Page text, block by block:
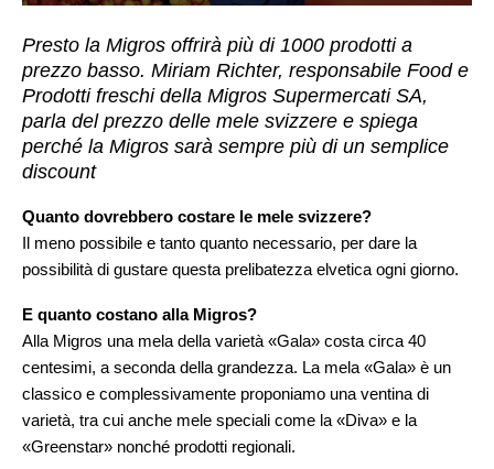
Presto la Migros offrirà più di 1000 prodotti a
prezzo basso. Miriam Richter, responsabile Food e
Prodotti freschi della Migros Supermercati SA,
parla del prezzo delle mele svizzere e spiega
perché la Migros sarà sempre più di un semplice
discount
Quanto dovrebbero costare le mele svizzere?
Il meno possibile e tanto quanto necessario, per dare la
possibilità di gustare questa prelibatezza elvetica ogni giorno.
E quanto costano alla Migros?
Alla Migros una mela della varietà «Gala» costa circa 40
centesimi, a seconda della grandezza. La mela «Gala» è un
classico e complessivamente proponiamo una ventina di
varietà, tra cui anche mele speciali come la «Diva» e la
«Greenstar» nonché prodotti regionali.